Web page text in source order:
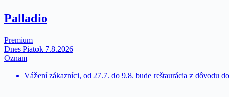
Palladio
Premium
Dnes Piatok 7.8.2026
Oznam
Vážení zákazníci, od 27.7. do 9.8. bude reštaurácia z dôvodu